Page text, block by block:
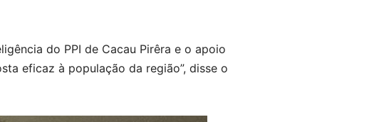
do PPI de Cacau Pirêra e o apoio
eficaz à população da região”, disse o